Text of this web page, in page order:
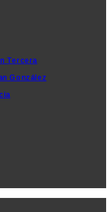
Tercera
González